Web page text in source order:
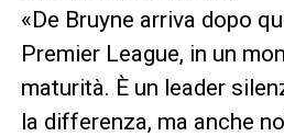
«De Bruyne arriva dopo
Premier League, in un
maturità. È un leader
la differenza, ma anche